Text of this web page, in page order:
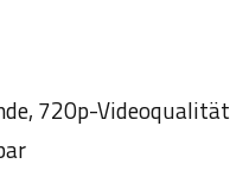
720p-Videoqualität